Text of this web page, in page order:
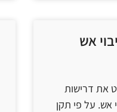
אש
חלק 3, מפרט את דרישות
אש. על פי תקן